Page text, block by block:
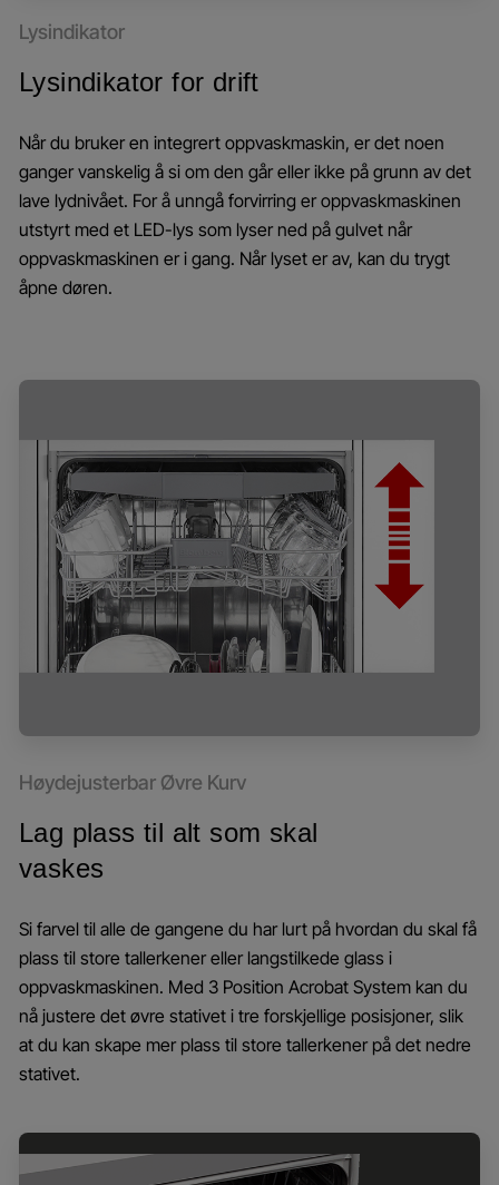
Lysindikator
Lysindikator for drift
Når du bruker en integrert oppvaskmaskin, er det noen
ganger vanskelig å si om den går eller ikke på grunn av det
lave lydnivået. For å unngå forvirring er oppvaskmaskinen
utstyrt med et LED-lys som lyser ned på gulvet når
oppvaskmaskinen er i gang. Når lyset er av, kan du trygt
åpne døren.
Høydejusterbar Øvre Kurv
Lag plass til alt som skal
vaskes
Si farvel til alle de gangene du har lurt på hvordan du skal få
plass til store tallerkener eller langstilkede glass i
oppvaskmaskinen. Med 3 Position Acrobat System kan du
nå justere det øvre stativet i tre forskjellige posisjoner, slik
at du kan skape mer plass til store tallerkener på det nedre
stativet.